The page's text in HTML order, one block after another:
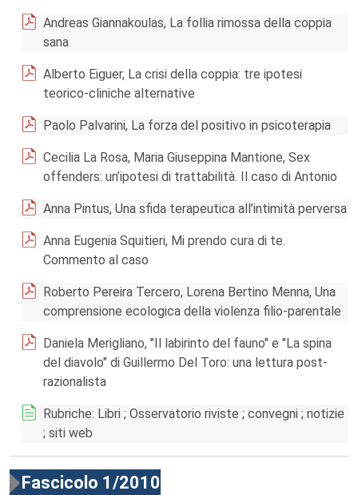
Andreas Giannakoulas, La follia rimossa della coppia
sana
Alberto Eiguer, La crisi della coppia: tre ipotesi
teorico-cliniche alternative
Paolo Palvarini, La forza del positivo in psicoterapia
Cecilia La Rosa, Maria Giuseppina Mantione, Sex
offenders: un’ipotesi di trattabilità. Il caso di Antonio
Anna Pintus, Una sfida terapeutica all’intimità perversa
Anna Eugenia Squitieri, Mi prendo cura di te.
Commento al caso
Roberto Pereira Tercero, Lorena Bertino Menna, Una
comprensione ecologica della violenza filio-parentale
Daniela Merigliano, "Il labirinto del fauno" e "La spina
del diavolo" di Guillermo Del Toro: una lettura post-
razionalista
Rubriche: Libri ; Osservatorio riviste ; convegni ; notizie
; siti web
Fascicolo 1/2010